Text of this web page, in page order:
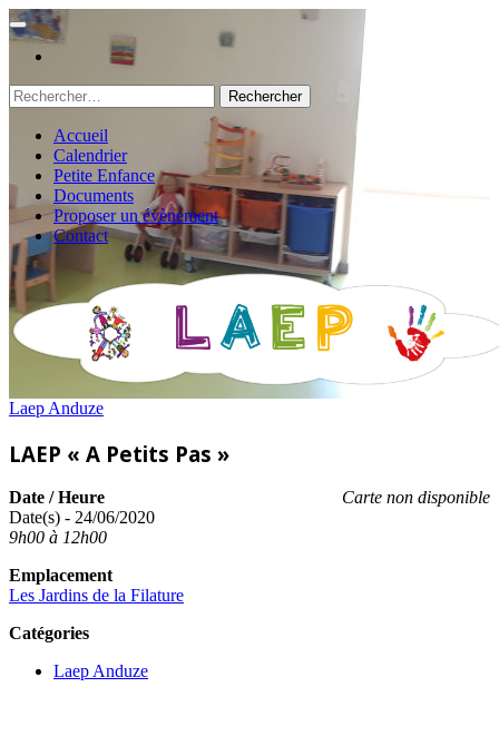
Rechercher :
Accueil
Calendrier
Petite Enfance
Documents
Proposer un évènement
Contact
Laep Anduze
LAEP « A Petits Pas »
Carte non disponible
Date / Heure
Date(s) - 24/06/2020
9h00 à 12h00
Emplacement
Les Jardins de la Filature
Catégories
Laep Anduze